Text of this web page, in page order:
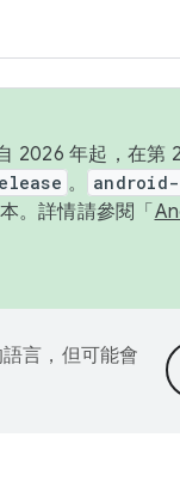
2026 年起，在第
。
。詳情請參閱「
言，但可能會